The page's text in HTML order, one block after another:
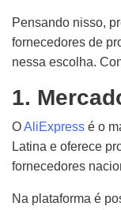
Pensando nisso,
fornecedores de
nessa escolha.
1.
OAliExpress é o
Latina e oferece
fornecedores
Na plataforma é